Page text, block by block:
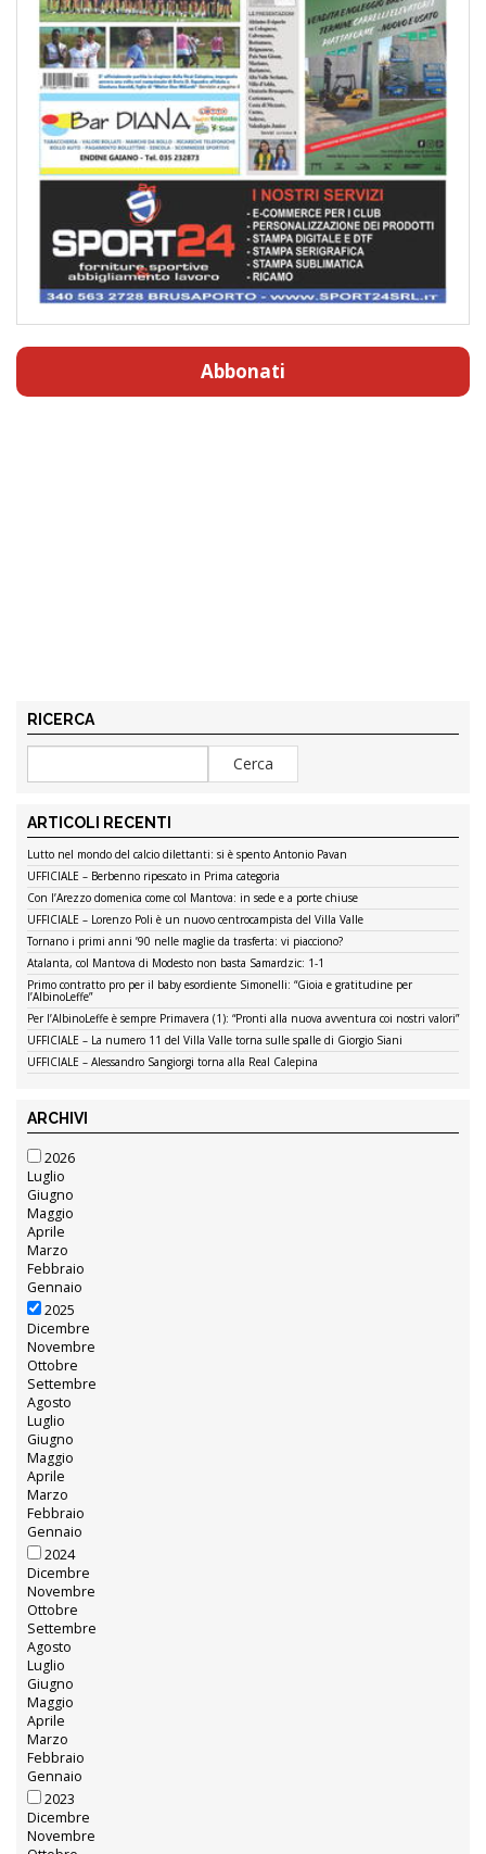
Abbonati
RICERCA
ARTICOLI RECENTI
Lutto nel mondo del calcio dilettanti: si è spento Antonio Pavan
UFFICIALE – Berbenno ripescato in Prima categoria
Con l’Arezzo domenica come col Mantova: in sede e a porte chiuse
UFFICIALE – Lorenzo Poli è un nuovo centrocampista del Villa Valle
Tornano i primi anni ’90 nelle maglie da trasferta: vi piacciono?
Atalanta, col Mantova di Modesto non basta Samardzic: 1-1
Primo contratto pro per il baby esordiente Simonelli: “Gioia e gratitudine per
l’AlbinoLeffe”
Per l’AlbinoLeffe è sempre Primavera (1): “Pronti alla nuova avventura coi nostri valori”
UFFICIALE – La numero 11 del Villa Valle torna sulle spalle di Giorgio Siani
UFFICIALE – Alessandro Sangiorgi torna alla Real Calepina
ARCHIVI
2026
Luglio
Giugno
Maggio
Aprile
Marzo
Febbraio
Gennaio
2025
Dicembre
Novembre
Ottobre
Settembre
Agosto
Luglio
Giugno
Maggio
Aprile
Marzo
Febbraio
Gennaio
2024
Dicembre
Novembre
Ottobre
Settembre
Agosto
Luglio
Giugno
Maggio
Aprile
Marzo
Febbraio
Gennaio
2023
Dicembre
Novembre